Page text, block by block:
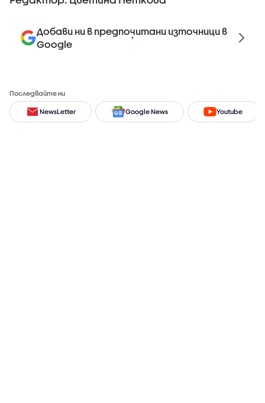
Добави ни в предпочитани източници в
Google
Последвайте ни
NewsLetter Google News Youtube